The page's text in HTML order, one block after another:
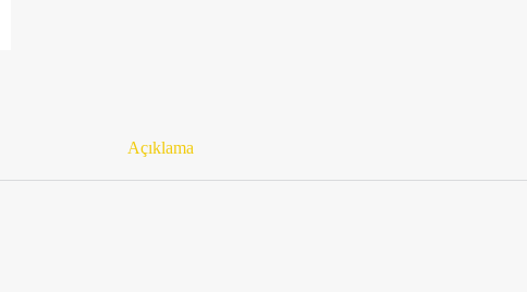
Açıklama